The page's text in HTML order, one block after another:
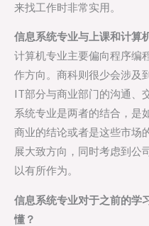
来找工作时非常实用。
信息系统专业与上课和计算
计算机专业主要偏向程序编
作方向。商科则很少会涉及
IT部分与商业部门的沟通、
系统专业是两者的结合，是
商业的结论或者是这些市场
展大致方向，同时考虑到公
以有所作为。
信息系统专业对于之前的学
懂？